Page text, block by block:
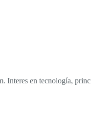
en tecnología,